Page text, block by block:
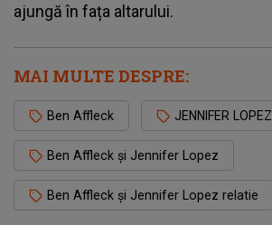
ajungă în fața altarului.
MAI MULTE DESPRE:
Ben Affleck JENNIFER LOPEZ
Ben Affleck și Jennifer Lopez
Ben Affleck și Jennifer Lopez relatie